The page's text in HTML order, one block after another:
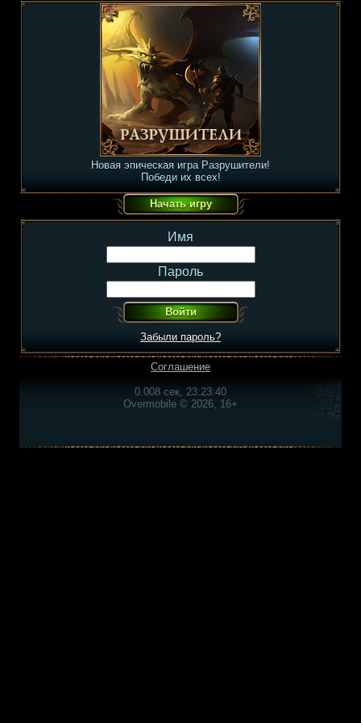
Новая эпическая игра Разрушители!
Победи их всех!
Имя
Пароль
Забыли пароль?
Соглашение
0.008 сек, 23:23:40
Overmobile © 2026, 16+